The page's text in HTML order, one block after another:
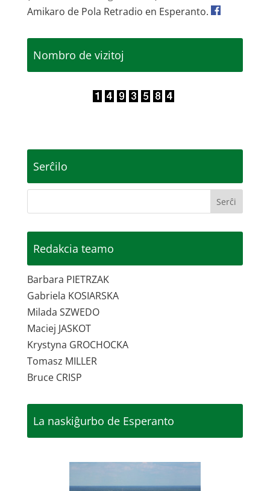
Amikaro de Pola Retradio en Esperanto.
Nombro de vizitoj
Serĉilo
Redakcia teamo
Barbara PIETRZAK
Gabriela KOSIARSKA
Milada SZWEDO
Maciej JASKOT
Krystyna GROCHOCKA
Tomasz MILLER
Bruce CRISP
La naskiĝurbo de Esperanto